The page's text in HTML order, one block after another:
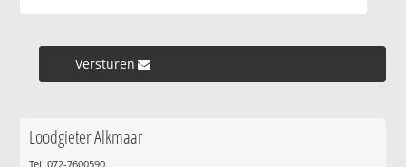
Versturen »
Loodgieter Alkmaar
Tel: 072-7600590